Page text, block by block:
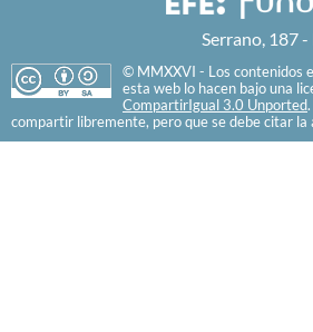
Serrano, 187
© MMXXVI - Los contenidos
esta web lo hacen bajo una
CompartirIgual 3.0 Unported
compartir libremente, pero que se debe citar